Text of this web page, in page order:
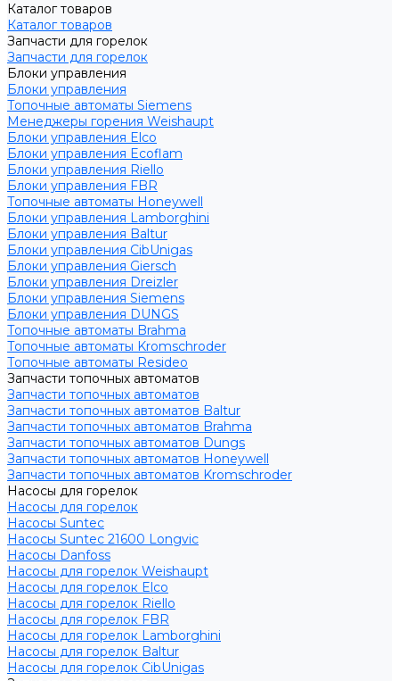
Каталог товаров
Каталог товаров
Запчасти для горелок
Запчасти для горелок
Блоки управления
Блоки управления
Топочные автоматы Siemens
Менеджеры горения Weishaupt
Блоки управления Elco
Блоки управления Ecoflam
Блоки управления Riello
Блоки управления FBR
Топочные автоматы Honeywell
Блоки управления Lamborghini
Блоки управления Baltur
Блоки управления CibUnigas
Блоки управления Giersch
Блоки управления Dreizler
Блоки управления Siemens
Блоки управления DUNGS
Топочные автоматы Brahma
Топочные автоматы Kromschroder
Топочные автоматы Resideo
Запчасти топочных автоматов
Запчасти топочных автоматов
Запчасти топочных автоматов Baltur
Запчасти топочных автоматов Brahma
Запчасти топочных автоматов Dungs
Запчасти топочных автоматов Honeywell
Запчасти топочных автоматов Kromschroder
Насосы для горелок
Насосы для горелок
Насосы Suntec
Насосы Suntec 21600 Longvic
Насосы Danfoss
Насосы для горелок Weishaupt
Насосы для горелок Elco
Насосы для горелок Riello
Насосы для горелок FBR
Насосы для горелок Lamborghini
Насосы для горелок Baltur
Насосы для горелок CibUnigas